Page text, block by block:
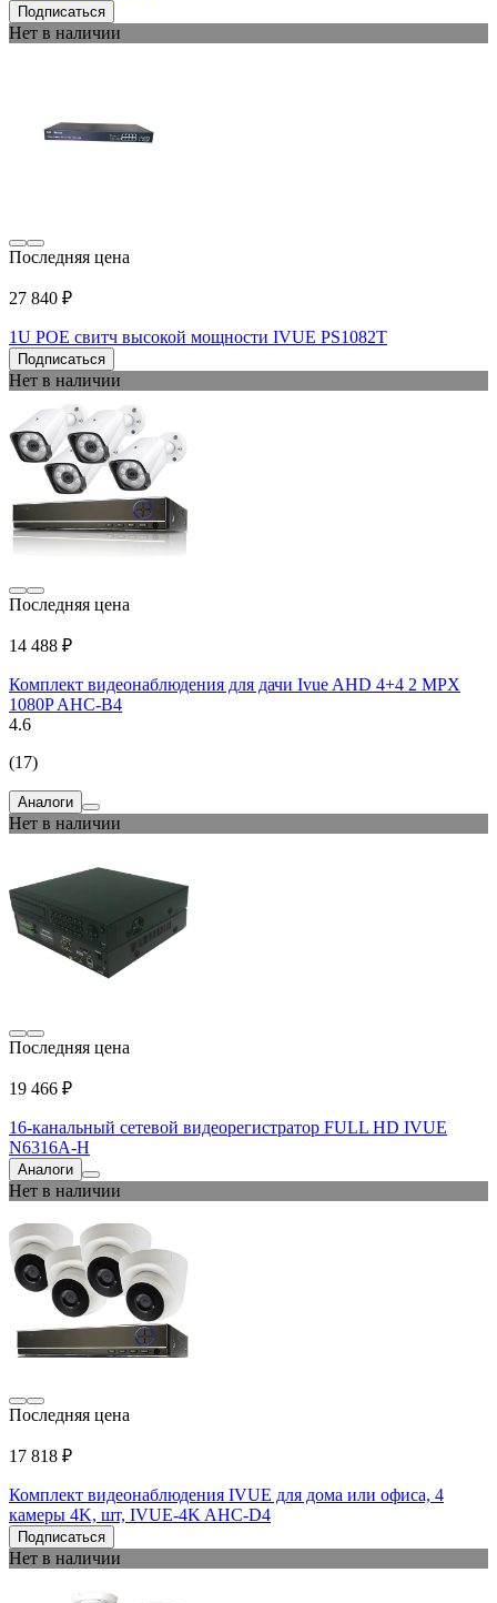
Подписаться
Нет в наличии
Последняя цена
27 840 ₽
1U POE свитч высокой мощности IVUE PS1082T
Подписаться
Нет в наличии
Последняя цена
14 488 ₽
Комплект видеонаблюдения для дачи Ivue AHD 4+4 2 MPX
1080P AHC-B4
4.6
(17)
Аналоги
Нет в наличии
Последняя цена
19 466 ₽
16-канальный сетевой видеорегистратор FULL HD IVUE
N6316A-H
Аналоги
Нет в наличии
Последняя цена
17 818 ₽
Комплект видеонаблюдения IVUE для дома или офиса, 4
камеры 4K, шт, IVUE-4K AHC-D4
Подписаться
Нет в наличии